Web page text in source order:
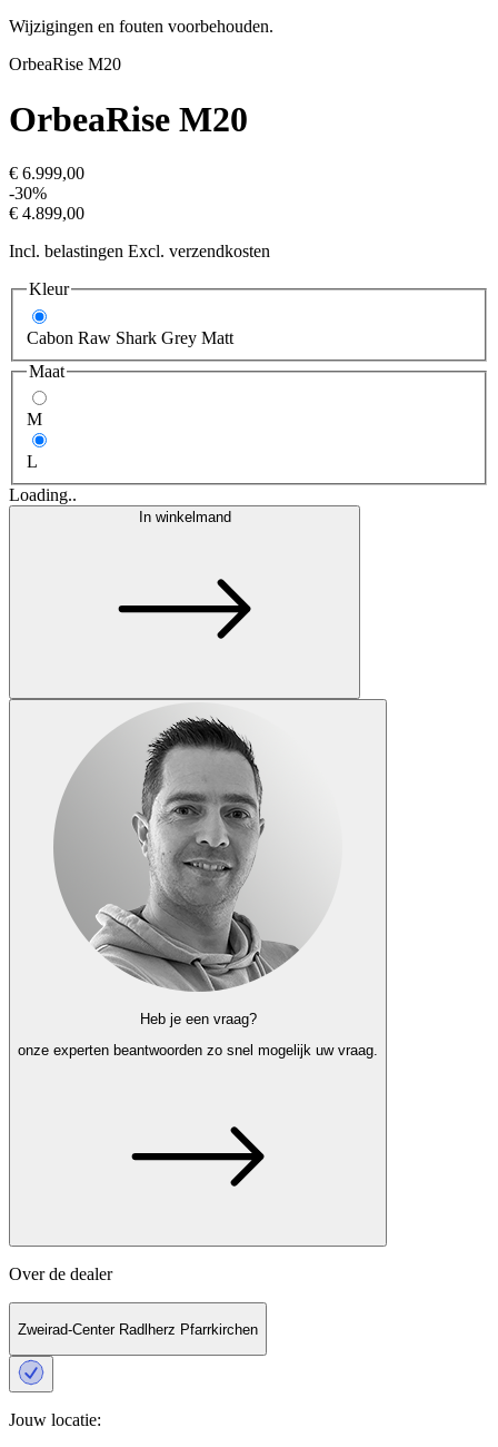
Wijzigingen en fouten voorbehouden.
OrbeaRise M20
OrbeaRise M20
€ 6.999,00
-30%
€ 4.899,00
Incl. belastingen Excl. verzendkosten
Kleur
Cabon Raw Shark Grey Matt
Maat
M
L
Loading..
In winkelmand
Heb je een vraag?
onze experten beantwoorden zo snel mogelijk uw vraag.
Over de dealer
Zweirad-Center Radlherz Pfarrkirchen
Jouw locatie: